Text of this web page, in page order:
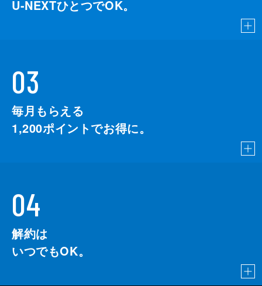
U-NEXTひとつでOK。
03
毎月もらえる
1,200ポイントでお得に。
04
解約は
いつでもOK。